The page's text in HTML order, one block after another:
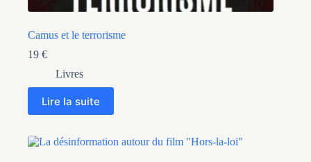
Camus et le terrorisme
19 €
Livres
Lire la suite